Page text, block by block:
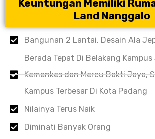
Keuntungan Memiliki
Land Nanggalo
Bangunan 2 Lantai, Desain Ala
Berada Tepat Di Belakang Kampus
Kemenkes dan Mercu Bakti Jaya,
Kampus Terbesar Di Kota Padang
Nilainya Terus Naik
Diminati Banyak Orang